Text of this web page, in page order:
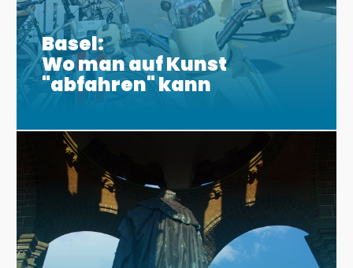
Basel:
Wo man auf Kunst
"abfahren" kann